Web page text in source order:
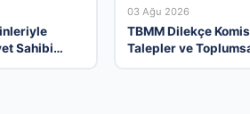
Sahibi
03 Ağu 2026
TBMM Dilekçe
Talepler ve